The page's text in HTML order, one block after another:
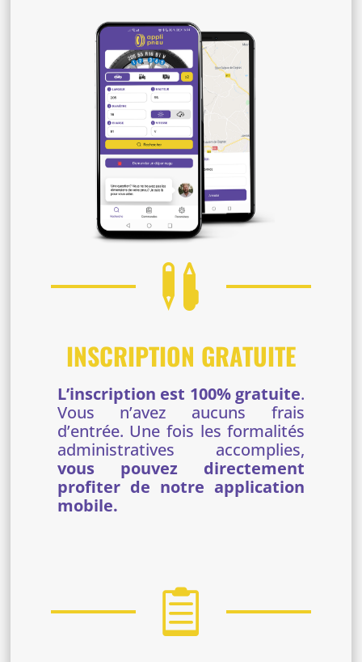

INSCRIPTION GRATUITE
L’inscription est 100% gratuite.
Vous n’avez aucuns frais
d’entrée. Une fois les formalités
administratives accomplies,
vous pouvez directement
profiter de notre application
mobile.
